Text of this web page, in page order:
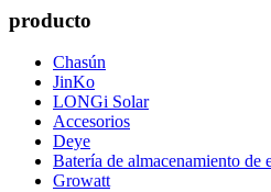
producto
Chasún
JinKo
LONGi Solar
Accesorios
Deye
Batería de almacenamiento de
Growatt